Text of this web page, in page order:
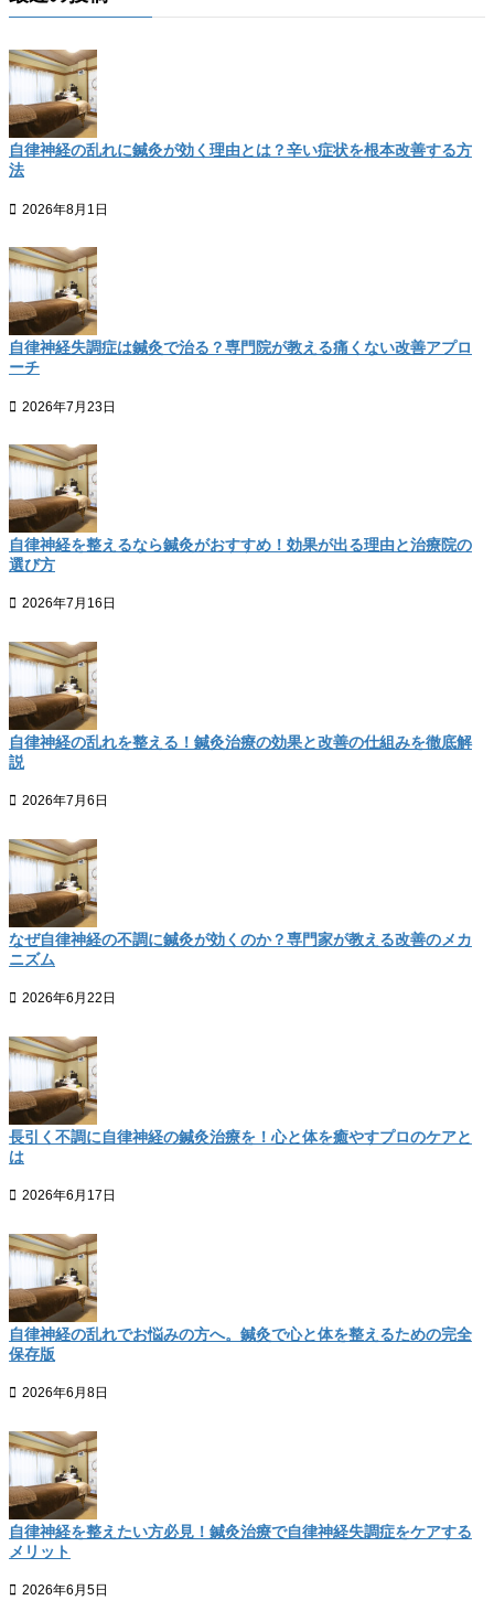
自律神経の乱れに鍼灸が効く理由とは？辛い症状を根本改善する方
法
2026年8月1日
自律神経失調症は鍼灸で治る？専門院が教える痛くない改善アプロ
ーチ
2026年7月23日
自律神経を整えるなら鍼灸がおすすめ！効果が出る理由と治療院の
選び方
2026年7月16日
自律神経の乱れを整える！鍼灸治療の効果と改善の仕組みを徹底解
説
2026年7月6日
なぜ自律神経の不調に鍼灸が効くのか？専門家が教える改善のメカ
ニズム
2026年6月22日
長引く不調に自律神経の鍼灸治療を！心と体を癒やすプロのケアと
は
2026年6月17日
自律神経の乱れでお悩みの方へ。鍼灸で心と体を整えるための完全
保存版
2026年6月8日
自律神経を整えたい方必見！鍼灸治療で自律神経失調症をケアする
メリット
2026年6月5日